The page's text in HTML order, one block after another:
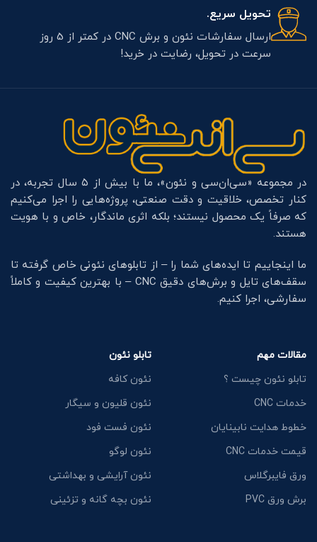
تحویل سریع.
ارسال سفارشات نئون و برش CNC در کمتر از 5 روز
سرعت در تحویل، رضایت در خرید!
در مجموعه «سی‌ان‌سی و نئون»، ما با بیش از ۵ سال تجربه، در
کنار تخصص، خلاقیت و دقت صنعتی، پروژه‌هایی را اجرا می‌کنیم
که صرفاً یک محصول نیستند؛ بلکه اثری ماندگار، خاص و با هویت
هستند.
ما اینجاییم تا ایده‌های شما را – از تابلوهای نئونی خاص گرفته تا
سقف‌های تایل و برش‌های دقیق CNC – با بهترین کیفیت و کاملاً
سفارشی، اجرا کنیم.
مقالات مهم
تابلو نئون چیست ؟
خدمات CNC
خطوط هدایت نابینایان
قیمت خدمات CNC
ورق فایبرگلاس
برش ورق PVC
تابلو نئون
نئون کافه
نئون قلیون و سیگار
نئون فست فود
نئون لوگو
نئون آرایشی و بهداشتی
نئون بچه گانه و تزئینی